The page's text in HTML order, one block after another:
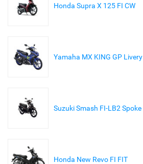
Honda Supra X 125 FI CW
Yamaha MX KING GP Livery
Suzuki Smash FI-LB2 Spoke
Honda New Revo FI FIT